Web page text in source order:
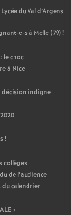
Lycée du Val d’Argens
e-s à Melle (79)!
le choc
à Nice
décision indigne
!
collèges
de l’audience
calendrier
»